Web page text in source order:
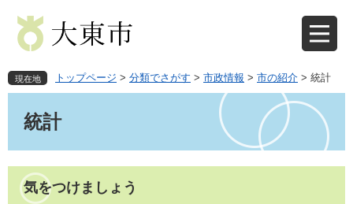
先
頭
を
飛
現在地 トップページ > 分類でさがす > 市政情報 > 市の紹介 > 統計
統計
気をつけましょう